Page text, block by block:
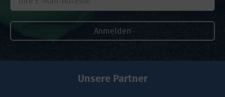
verfügbar
Telefon:
Keine
Unsere Partner